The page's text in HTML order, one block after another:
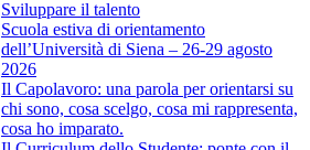
Sviluppare il talento
Scuola estiva di orientamento
dell’Università di Siena – 26-29 agosto
2026
Il Capolavoro: una parola per orientarsi su
chi sono, cosa scelgo, cosa mi rappresenta,
cosa ho imparato.